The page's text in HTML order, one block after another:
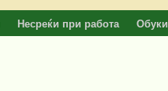
Несреќи при работа Обуки